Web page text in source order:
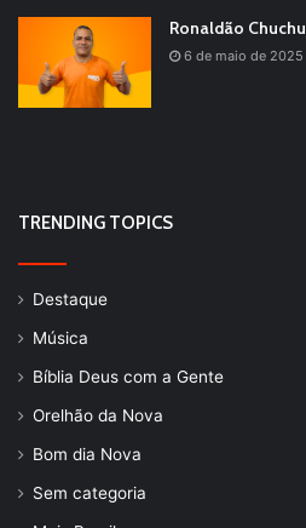
Ronaldão Chuchu
6 de maio de 2025
TRENDING TOPICS
Destaque
Música
Bíblia Deus com a Gente
Orelhão da Nova
Bom dia Nova
Sem categoria